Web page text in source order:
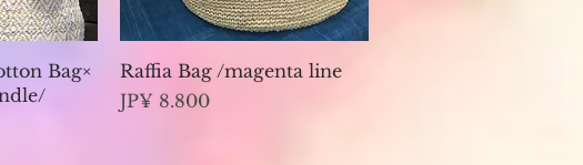
Bag×
Visualização rápida
Raffia Bag /magenta line
Preço
JP¥ 8.800